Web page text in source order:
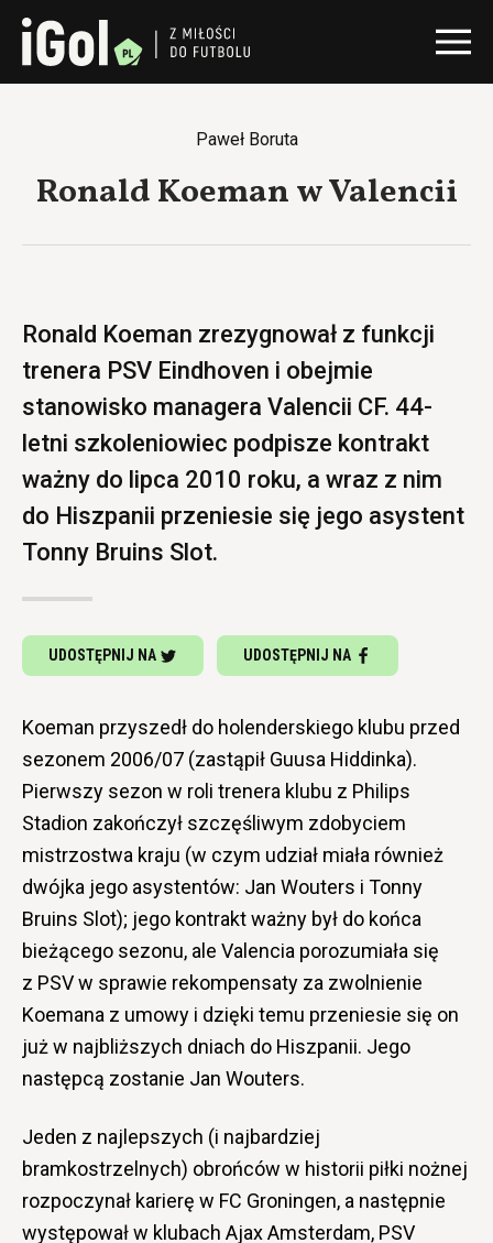
Paweł Boruta
Ronald Koeman w Valencii
Ronald Koeman zrezygnował z funkcji
trenera PSV Eindhoven i obejmie
stanowisko managera Valencii CF. 44-
letni szkoleniowiec podpisze kontrakt
ważny do lipca 2010 roku, a wraz z nim
do Hiszpanii przeniesie się jego asystent
Tonny Bruins Slot.
UDOSTĘPNIJ NA UDOSTĘPNIJ NA
Koeman przyszedł do holenderskiego klubu przed
sezonem 2006/07 (zastąpił Guusa Hiddinka).
Pierwszy sezon w roli trenera klubu z Philips
Stadion zakończył szczęśliwym zdobyciem
mistrzostwa kraju (w czym udział miała również
dwójka jego asystentów: Jan Wouters i Tonny
Bruins Slot); jego kontrakt ważny był do końca
bieżącego sezonu, ale Valencia porozumiała się
z PSV w sprawie rekompensaty za zwolnienie
Koemana z umowy i dzięki temu przeniesie się on
już w najbliższych dniach do Hiszpanii. Jego
następcą zostanie Jan Wouters.
Jeden z najlepszych (i najbardziej
bramkostrzelnych) obrońców w historii piłki nożnej
rozpoczynał karierę w FC Groningen, a następnie
występował w klubach Ajax Amsterdam, PSV